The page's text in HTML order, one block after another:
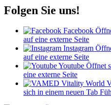
Folgen Sie uns!
Facebook
auf eine externe Seite
Instagram
auf eine externe Seite
Youtube Öffnet
eine externe Seite
sich in einem neuen Tab